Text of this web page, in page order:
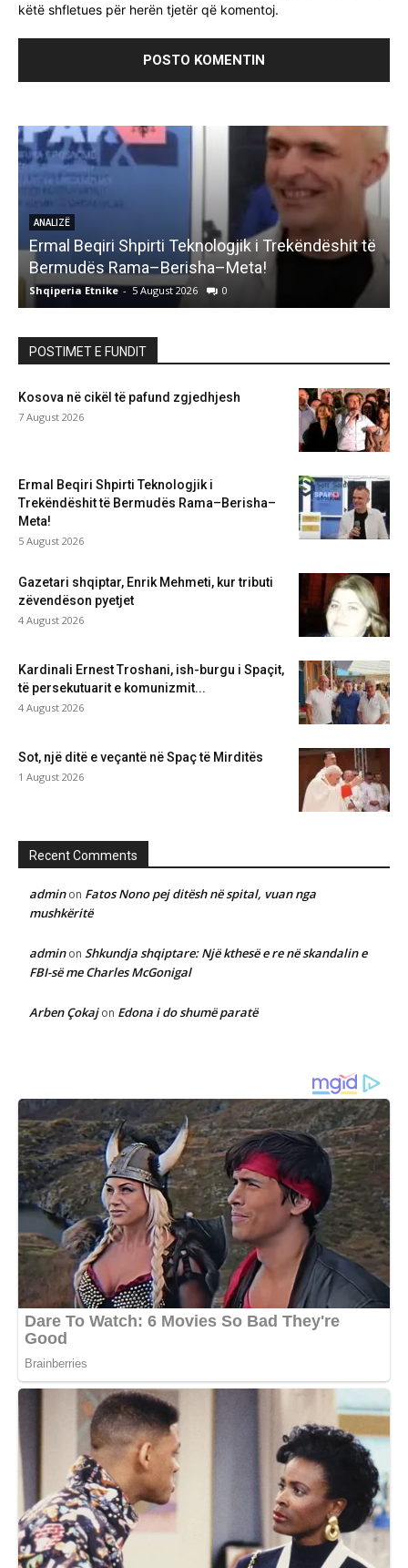
këtë shfletues për herën tjetër që komentoj.
ANALIZË
Ermal Beqiri Shpirti Teknologjik i Trekëndëshit të
Bermudës Rama–Berisha–Meta!
Shqiperia Etnike - 5 August 2026 0
POSTIMET E FUNDIT
Kosova në cikël të pafund zgjedhjesh
7 August 2026
Ermal Beqiri Shpirti Teknologjik i
Trekëndëshit të Bermudës Rama–Berisha–
Meta!
5 August 2026
Gazetari shqiptar, Enrik Mehmeti, kur tributi
zëvendëson pyetjet
4 August 2026
Kardinali Ernest Troshani, ish-burgu i Spaçit,
të persekutuarit e komunizmit...
4 August 2026
Sot, një ditë e veçantë në Spaç të Mirditës
1 August 2026
Recent Comments
adminon Fatos Nono pej ditësh në spital, vuan nga
mushkëritë
adminon Shkundja shqiptare: Një kthesë e re në skandalin e
FBI-së me Charles McGonigal
Arben Çokajon Edona i do shumë paratë